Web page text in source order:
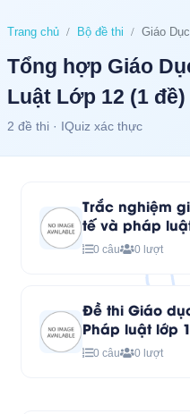
Trang chủ Bộ đề thi Giáo
Tổng hợp Giáo
Luật Lớp 12 (1 đề)
2 đề thi · IQuiz xác thực
Trắc nghiệm
tế và pháp
0 câu 0 lượt
Đề thi Giáo
Pháp luật lớp
0 câu 0 lượt